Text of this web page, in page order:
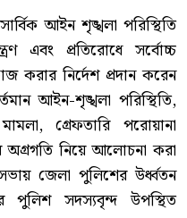
আইন শৃঙ্খলা পরিস্থিতি
এবং প্রতিরোধে সর্বোচ্চ
করার নির্দেশ প্রদান করেন
আইন-শৃঙ্খলা পরিস্থিতি,
গ্রেফতারি পরোয়ানা
অগ্রগতি নিয়ে আলোচনা করা
জেলা পুলিশের উর্ধ্বতন
পুলিশ সদস্যবৃন্দ উপস্থিত